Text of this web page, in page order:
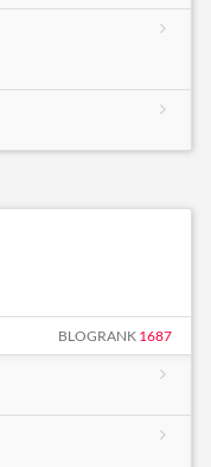
BLOGRANK 1687